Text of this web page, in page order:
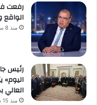
رفعت
الواقع
منذ 8 ساعات
رئيس
اليوم»
العالي
منذ 15 ساعة